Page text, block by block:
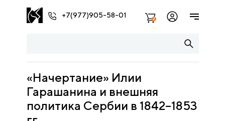
+7(977)905-58-01 2
«Начертание» Илии
Гарашанина и внешняя
политика Сербии в 1842–1853